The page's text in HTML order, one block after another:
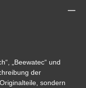
„Beewatec“ und
der
sondern